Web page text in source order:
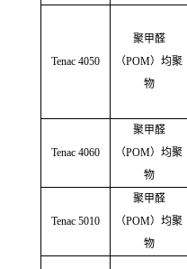
Tenac 4050
聚甲醛
（POM）均聚
物
Tenac 4060
聚甲醛
（POM）均聚
物
Tenac 5010
聚甲醛
（POM）均聚
物